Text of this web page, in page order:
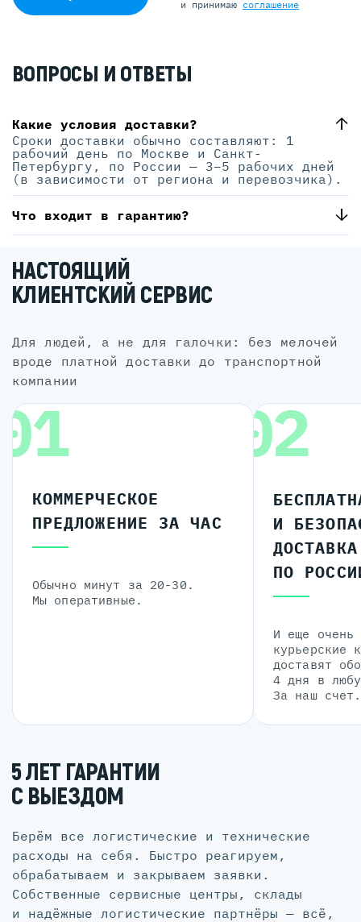
и принимаю соглашение
ВОПРОСЫ И ОТВЕТЫ
Какие условия доставки?
Сроки доставки обычно составляют: 1
рабочий день по Москве и Санкт-
Петербургу, по России — 3–5 рабочих дней
(в зависимости от региона и перевозчика).
Что входит в гарантию?
НАСТОЯЩИЙ
КЛИЕНТСКИЙ СЕРВИС
для людей, а не для галочки: без мелочей
вроде платной доставки до транспортной
компании
КОММЕРЧЕСКОЕ
ПРЕДЛОЖЕНИЕ ЗА ЧАС
Обычно минут за 20-30.
Мы оперативные.
02
И
ДОСТАВКА
ПО
И еще очень
курьерские
доставят
4 дня в
За наш счет.
5 ЛЕТ ГАРАНТИИ
С ВЫЕЗДОМ
Берём все логистические и технические
расходы на себя. Быстро реагируем,
обрабатываем и закрываем заявки.
Собственные сервисные центры, склады
и надёжные логистические партнёры — всё,